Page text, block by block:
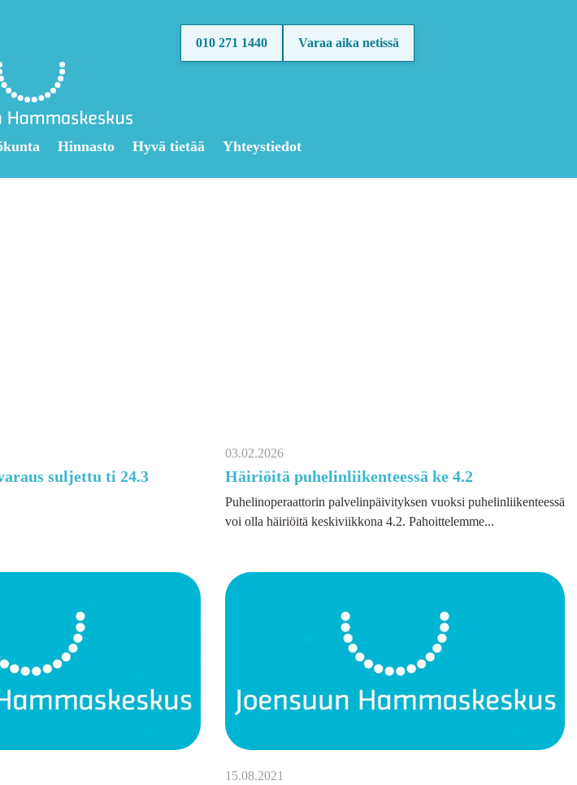
Hinnasto Hyvä tietää Yhteystiedot
010 271 1440 Varaa aika netissä
suljettu ti 24.3
03.02.2026
Häiriöitä puhelinliikenteessä ke 4.2
Puhelinoperaattorin palvelinpäivityksen vuoksi puhelinliikenteessä
voi olla häiriöitä keskiviikkona 4.2. Pahoittelemme...
15.08.2021